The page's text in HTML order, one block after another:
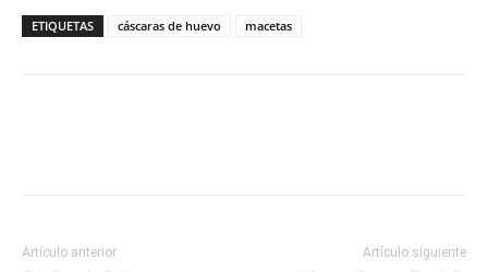
ETIQUETAS cáscaras de huevo macetas
Artículo anterior Artículo siguiente